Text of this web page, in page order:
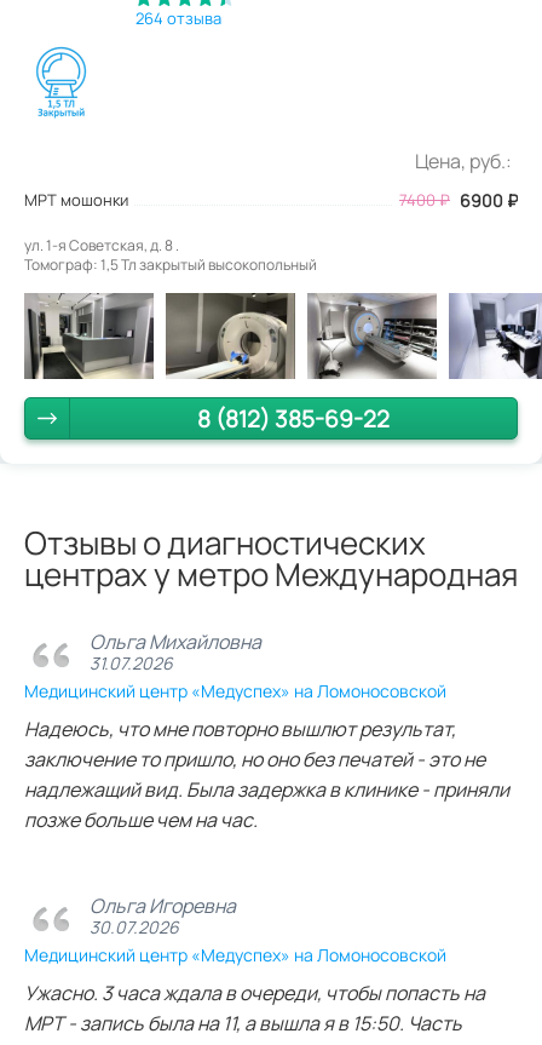
264 отзыва
Цена, руб.:
МРТ мошонки 7400₽ 6900 ₽
ул. 1-я Советская, д. 8 .
Томограф: 1,5 Тл закрытый высокопольный
8 (812) 385-69-22
Отзывы о диагностических
центрах у метро Международная
Ольга Михайловна
31.07.2026
Медицинский центр «Медуспех» на Ломоносовской
Надеюсь, что мне повторно вышлют результат,
заключение то пришло, но оно без печатей - это не
надлежащий вид. Была задержка в клинике - приняли
позже больше чем на час.
Ольга Игоревна
30.07.2026
Медицинский центр «Медуспех» на Ломоносовской
Ужасно. 3 часа ждала в очереди, чтобы попасть на
МРТ - запись была на 11, а вышла я в 15:50. Часть